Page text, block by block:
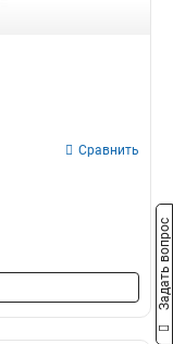
Сравнить
Задать вопрос